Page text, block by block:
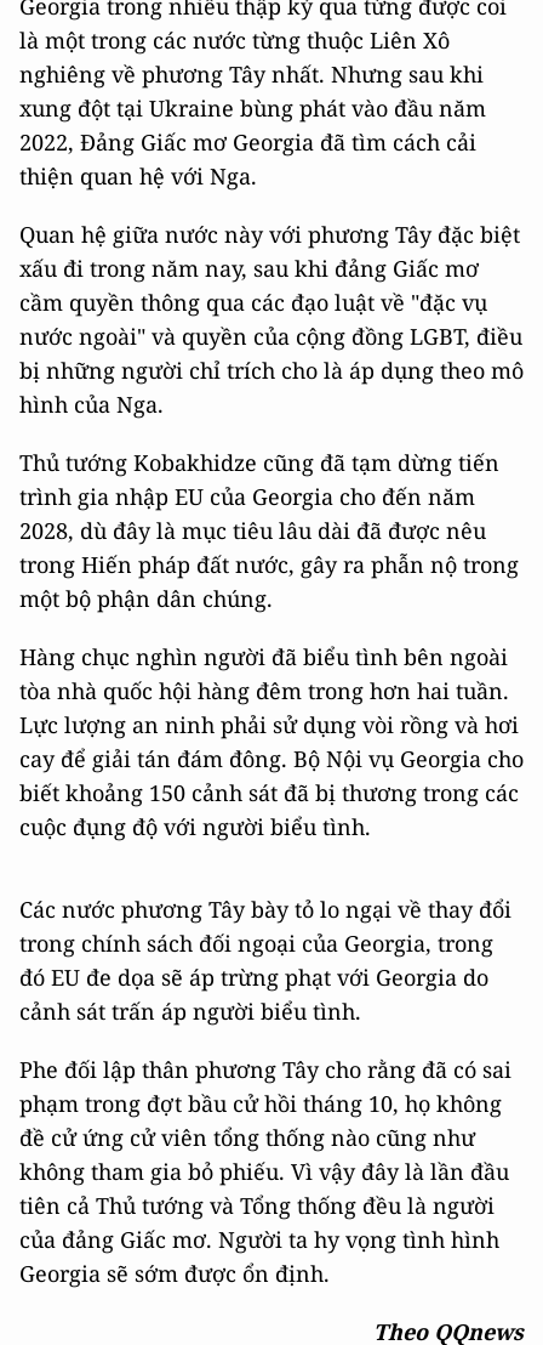
Georgia trong nhiều thập kỷ qua từng được coi
là một trong các nước từng thuộc Liên Xô
nghiêng về phương Tây nhất. Nhưng sau khi
xung đột tại Ukraine bùng phát vào đầu năm
2022, Đảng Giấc mơ Georgia đã tìm cách cải
Quan hệ giữa nước này với phương Tây đặc biệt
xấu đi trong năm nay, sau khi đảng Giấc mơ
cầm quyền thông qua các đạo luật về "đặc vụ
nước ngoài" và quyền của cộng đồng LGBT, điều
bị những người chỉ trích cho là áp dụng theo mô
Thủ tướng Kobakhidze cũng đã tạm dừng tiến
trình gia nhập EU của Georgia cho đến năm
2028, dù đây là mục tiêu lâu dài đã được nêu
trong Hiến pháp đất nước, gây ra phẫn nộ trong
Hàng chục nghìn người đã biểu tình bên ngoài
tòa nhà quốc hội hàng đêm trong hơn hai tuần.
Lực lượng an ninh phải sử dụng vòi rồng và hơi
cay để giải tán đám đông. Bộ Nội vụ Georgia cho
biết khoảng 150 cảnh sát đã bị thương trong các
Các nước phương Tây bày tỏ lo ngại về thay đổi
trong chính sách đối ngoại của Georgia, trong
cảnh sát trấn áp người biểu tình.
Phe đối lập thân phương Tây cho rằng đã có sai
phạm trong đợt bầu cử hồi tháng 10, họ không
đề cử ứng cử viên tổng thống nào cũng như
không tham gia bỏ phiếu. Vì vậy đây là lần đầu
tiên cả Thủ tướng và Tổng thống đều là người